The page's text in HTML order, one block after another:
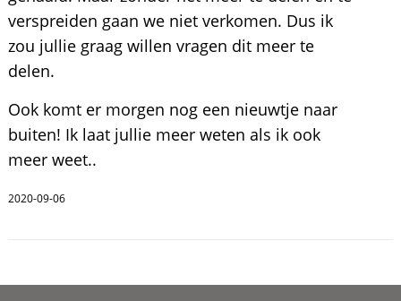
verspreiden gaan we niet verkomen. Dus ik
zou jullie graag willen vragen dit meer te
delen.
Ook komt er morgen nog een nieuwtje naar
buiten! Ik laat jullie meer weten als ik ook
meer weet..
2020-09-06